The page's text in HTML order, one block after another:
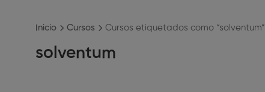
Inicio Cursos Cursos etiquetados como “solventum”
solventum